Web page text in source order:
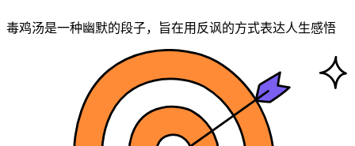
毒鸡汤是一种幽默的段子，旨在用反讽的方式表达人生感悟